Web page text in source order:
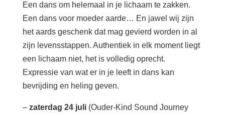
Een dans om helemaal in je lichaam te zakken.
Een dans voor moeder aarde… En jawel wij zijn
het aards geschenk dat mag gevierd worden in al
zijn levensstappen. Authentiek in elk moment liegt
een lichaam niet, het is volledig oprecht.
Expressie van wat er in je leeft in dans kan
bevrijding en heling geven.
– zaterdag 24 juli(Ouder-Kind Sound Journey